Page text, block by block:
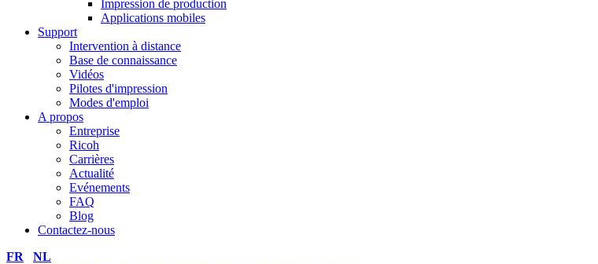
Impression de production
Applications mobiles
Support
Intervention à distance
Base de connaissance
Vidéos
Pilotes d'impression
Modes d'emploi
A propos
Entreprise
Ricoh
Carrières
Actualité
Evénements
FAQ
Blog
Contactez-nous
FR
NL